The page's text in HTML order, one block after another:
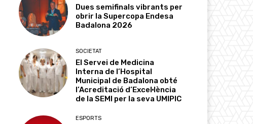
Dues semifinals vibrants per
obrir la Supercopa Endesa
Badalona 2026
SOCIETAT
El Servei de Medicina
Interna de l’Hospital
Municipal de Badalona obté
l’Acreditació d’Excel·lència
de la SEMI per la seva UMIPIC
ESPORTS